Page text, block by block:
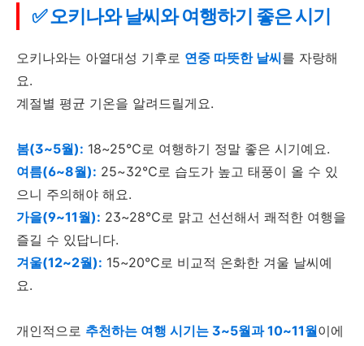
✅ 오키나와 날씨와 여행하기 좋은 시기
오키나와는 아열대성 기후로 연중 따뜻한 날씨를 자랑해
요.
계절별 평균 기온을 알려드릴게요.
봄(3~5월): 18~25℃로 여행하기 정말 좋은 시기예요.
여름(6~8월): 25~32℃로 습도가 높고 태풍이 올 수 있
으니 주의해야 해요.
가을(9~11월): 23~28℃로 맑고 선선해서 쾌적한 여행을
즐길 수 있답니다.
겨울(12~2월): 15~20℃로 비교적 온화한 겨울 날씨예
요.
개인적으로 추천하는 여행 시기는 3~5월과 10~11월이에